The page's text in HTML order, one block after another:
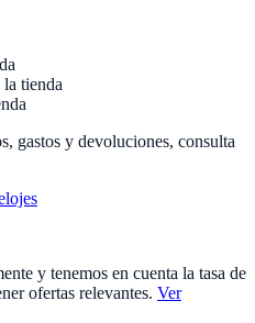
tienda
gastos y devoluciones, consulta
y tenemos en cuenta la tasa de
ofertas relevantes. Ver